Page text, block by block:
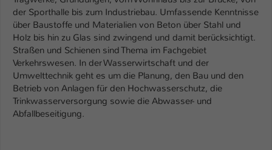
der Sporthalle bis zum Industriebau. Umfassende Kenntnisse
über Baustoffe und Materialien von Beton über Stahl und
Holz bis hin zu Glas sind zwingend und damit berücksichtigt.
Straßen und Schienen sind Thema im Fachgebiet
Verkehrswesen. In der Wasserwirtschaft und der
Umwelttechnik geht es um die Planung, den Bau und den
Betrieb von Anlagen für den Hochwasserschutz, die
Trinkwasserversorgung sowie die Abwasser- und
Abfallbeseitigung.